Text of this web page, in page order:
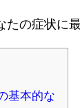
たの症状に
基本的な